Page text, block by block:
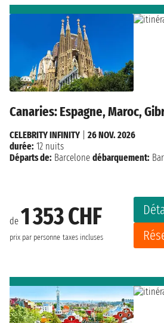
Canaries: Espagne, Maroc,
de 1 353 CHF
prix par personne taxes incluses
CELEBRITY INFINITY
26 NOV. 2026
durée: 12 nuits
Départs de: Barcelone débarquement: